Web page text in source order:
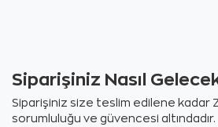
Siparişiniz Nasıl
Siparişiniz size teslim edilene kadar
sorumluluğu ve güvencesi altındadır.